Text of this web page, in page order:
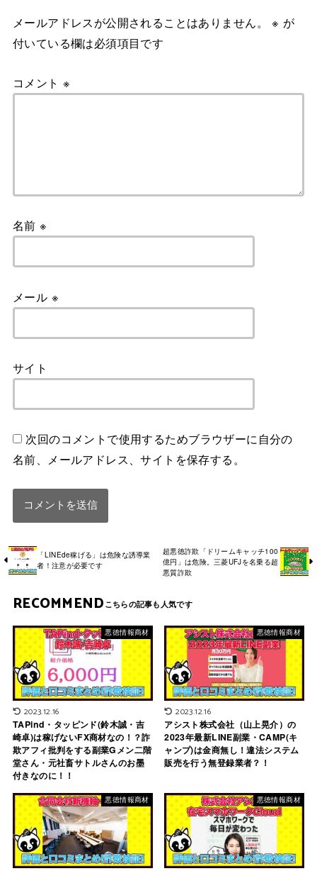
メールアドレスが公開されることはありません。 ※ が
付いている欄は必須項目です
コメント ※
名前※
メール ※
サイト
次回のコメントで使用するためブラウザーに自分の
名前、メールアドレス、サイトを保存する。
「LINEde稼げる」は危険な誘導業
者！注意が必要です
超悪徳詐欺「ドリームキャッチ100
億円」は危険。三菱UFJを名乗る超
悪質詐欺
RECOMMEND
悪徳情報商材
2023.12.16
TAPind・タッピンド(鈴木誠・吉
崎卓)は稼げないFX商材なの！？詐
欺アフィ批判をする副業Gメン二階
堂さん・元社畜サトルさんのお墨
付きなのに！！
悪徳情報商材
2023.12.16
アシスト株式会社（山上晃介）の
2023年最新LINE副業・CAMP(キ
ャンプ)は金商無し！違法システム
販売を行う無登録業者？！
悪徳情報商材 悪徳情報商材